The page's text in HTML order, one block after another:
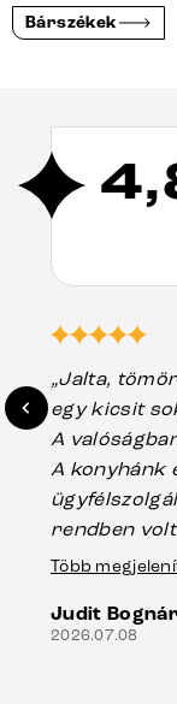
Bárszékek
„Jalta,
egy kicsit
A valóságban is
A konyhánk
rendben
asztal
nagyon
Több
Judit
2026.07.08